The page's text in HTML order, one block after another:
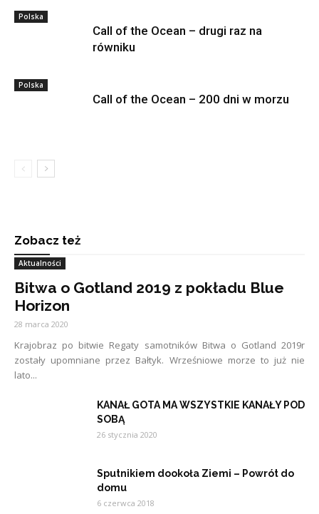
Polska
Call of the Ocean – drugi raz na
równiku
Polska
Call of the Ocean – 200 dni w morzu
Zobacz też
Aktualności
Bitwa o Gotland 2019 z pokładu Blue
Horizon
28 marca 2020
Krajobraz po bitwie Regaty samotników Bitwa o Gotland 2019r
zostały upomniane przez Bałtyk. Wrześniowe morze to już nie
lato...
KANAŁ GOTA MA WSZYSTKIE KANAŁY POD
SOBĄ
26 stycznia 2020
Sputnikiem dookoła Ziemi – Powrót do
domu
6 czerwca 2018